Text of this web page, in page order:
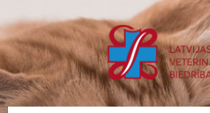
to
content
to
left
sidebar
to
right
sidebar
to
footer